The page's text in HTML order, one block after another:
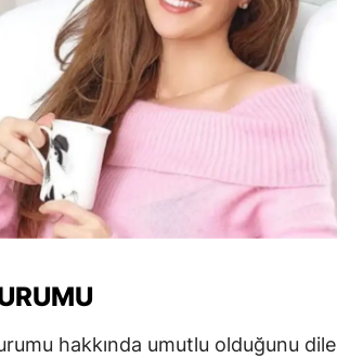
hakkında umutlu olduğunu dile